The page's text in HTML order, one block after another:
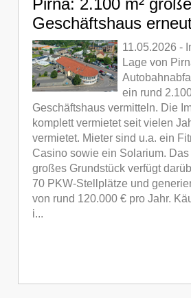
Pirna: 2.100 m²
Geschäftshaus
11.05.2026 -
Lage von
ein rund
Geschäftshaus vermitteln. Die
komplett vermietet seit vielen
vermietet. Mieter sind u.a. ein
Casino sowie ein Solarium. Das
großes Grundstück verfügt
70 PKW-Stellplätze und
von rund 120.000 € pro Jahr.
i...